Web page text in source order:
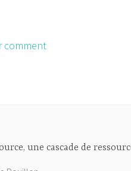
comment
une cascade de